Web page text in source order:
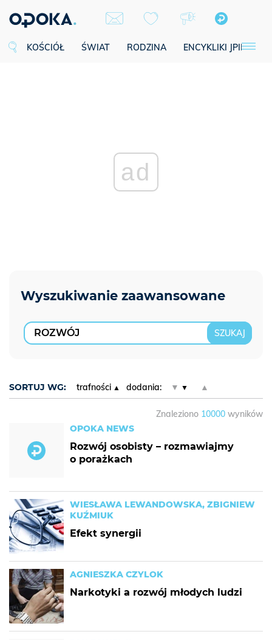
KOŚCIÓŁ ŚWIAT RODZINA ENCYKLIKI JPII
ad
SORTUJ WG: trafności dodania: ▼ ▲
Znaleziono 10000 wyników
OPOKA NEWS
Rozwój osobisty – rozmawiajmy
o porażkach
WIESŁAWA LEWANDOWSKA, ZBIGNIEW
KUŹMIUK
Efekt synergii
AGNIESZKA CZYLOK
Narkotyki a rozwój młodych ludzi